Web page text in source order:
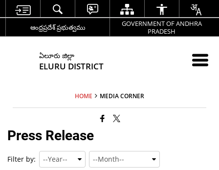
ఆంధ్రప్రదేశ్ ప్రభుత్వము
GOVERNMENT OF ANDHRA
PRADESH
ఏలూరు జిల్లా
ELURU DISTRICT
HOME MEDIA CORNER
Press Release
Filter by: